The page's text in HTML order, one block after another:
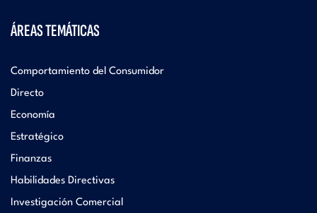
ÁREAS TEMÁTICAS
Comportamiento del Consumidor
Directo
Economía
Estratégico
Finanzas
Habilidades Directivas
Investigación Comercial